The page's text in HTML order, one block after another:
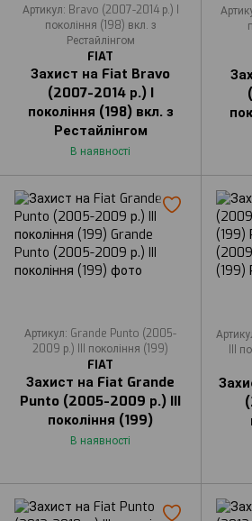
Артикул: Bravo (2007-2014 р.) I
покоління (198) вкл. з
Рестайлінгом
FIAT
Захист на Fiat Bravo
(2007-2014 р.) I
покоління (198) вкл. з
Рестайлінгом
В наявності
Артикул: Grande Punto (2005-
2009 р.) III покоління (199)
FIAT
Захист на Fiat Grande
Punto (2005-2009 р.) III
покоління (199)
В наявності
III